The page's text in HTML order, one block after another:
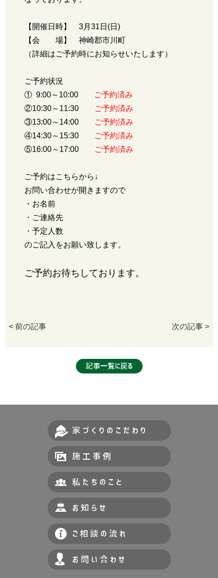
【開催日時】 3月31日(日)
【会 場】 神崎郡市川町
（詳細はご予約時にお知らせいたします）
ご予約状況
① 9:00～10:00
ご予約済み
②10:30～11:30
ご予約済み
③13:00～14:00
ご予約済み
④14:30～15:30
ご予約済み
⑤16:00～17:00
ご予約済み
ご予約はこちらから↓
お問い合わせが開きますので
・お名前
・ご連絡先
・予定人数
のご記入をお願い致します。
ご予約お待ちしております。
< 前の記事 次の記事 >
記事一覧に戻る
家づくりのこだわり
施工事例
私たちのこと
お知らせ
ご相談の流れ
お問い合わせ